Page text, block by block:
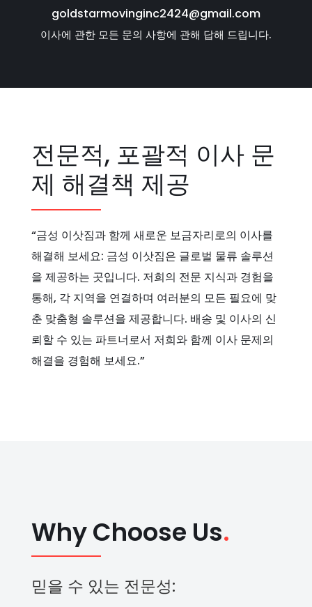
goldstarmovinginc2424@gmail.com
이사에 관한 모든 문의 사항에 관해 답해 드립니다.
전문적, 포괄적 이사 문
제 해결책 제공
“금성 이삿짐과 함께 새로운 보금자리로의 이사를
해결해 보세요: 금성 이삿짐은 글로벌 물류 솔루션
을 제공하는 곳입니다. 저희의 전문 지식과 경험을
통해, 각 지역을 연결하며 여러분의 모든 필요에 맞
춘 맞춤형 솔루션을 제공합니다. 배송 및 이사의 신
뢰할 수 있는 파트너로서 저희와 함께 이사 문제의
해결을 경험해 보세요.”
Why Choose Us.
믿을 수 있는 전문성: